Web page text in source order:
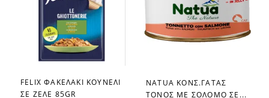
favorite_border
FELIX ΦΑΚΕΛΑΚΙ ΚΟΥΝΕΛΙ
ΣΕ ΖΕΛΕ 85GR
favorite_border
NATUA ΚΟΝΣ.ΓΑΤΑΣ
ΤΟΝΟΣ ΜΕ ΣΟΛΟΜΟ ΣΕ...